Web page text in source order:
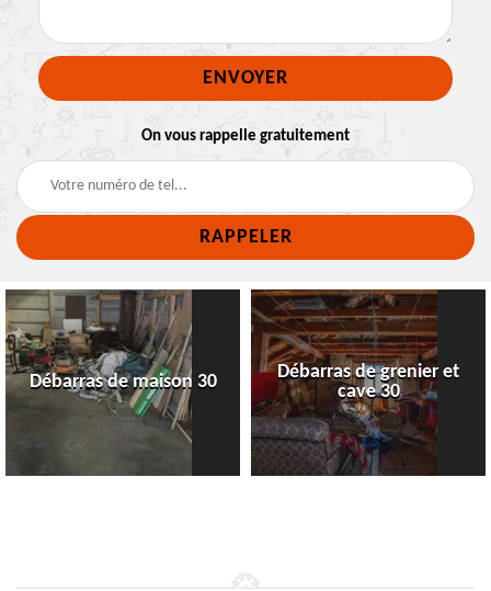
On vous rappelle gratuitement
Débarras de maison 30
Débarras de grenier et
cave 30